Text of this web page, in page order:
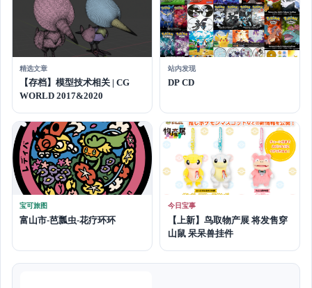
精选文章
【存档】模型技术相关 | CG
WORLD 2017&2020
站内发现
DP CD
宝可旅图
富山市-芭瓢虫-花疗环环
今日宝事
【上新】鸟取物产展 将发售穿
山鼠 呆呆兽挂件